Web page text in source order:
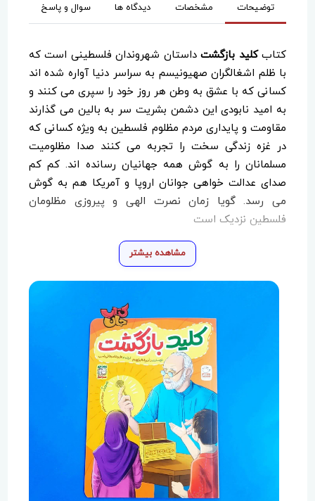
توضیحات مشخصات دیدگاه ها سوال و پاسخ
کتابکلید بازگشتداستان شهروندان فلسطینی است که
با ظلم اشغالگران صهیونیسم به سراسر دنیا آواره شده اند
کسانی که با عشق به وطن هر روز خود را سپری می کنند و
به امید نابودی این دشمن بشریت سر به بالین می گذارند
مقاومت و پایداری مردم مظلوم فلسطین به ویژه کسانی که
در غزه زندگی سخت را تجربه می کنند صدا مظلومیت
مسلمانان را به گوش همه جهانیان رسانده اند. کم کم
صدای عدالت خواهی جوانان اروپا و آمریکا هم به گوش
می رسد. گویا زمان نصرت الهی و پیروزی مظلومان
فلسطین نزدیک است
مشاهده بیشتر